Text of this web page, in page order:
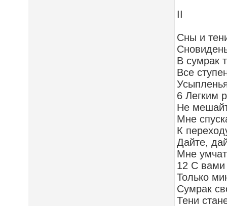
II
Сны и
В сумрак
Все
6 Легким
Не
Мне
К
Дайте,
Мне
12 С вами
Только
Сумрак
Тени